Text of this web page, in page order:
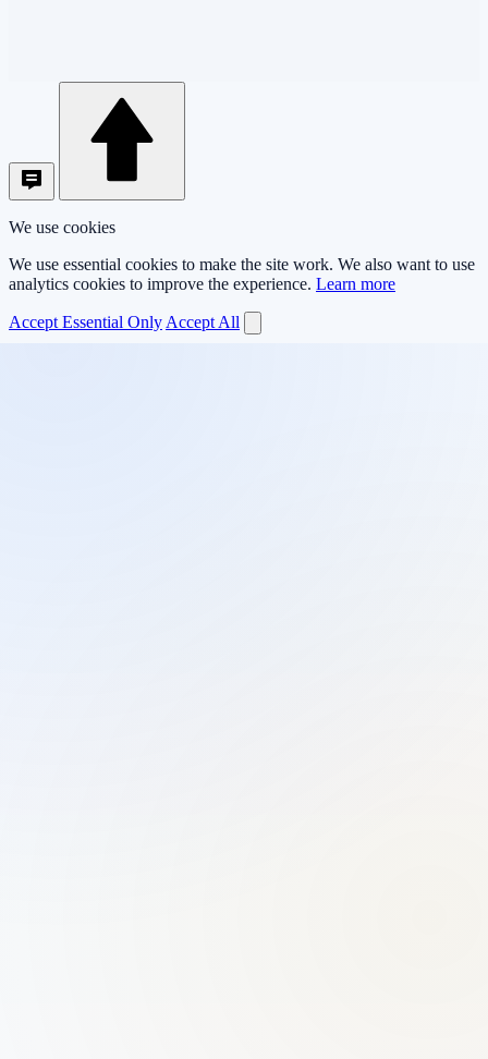
We use cookies
We use essential cookies to make the site work. We also want to use
analytics cookies to improve the experience. Learn more
Accept Essential Only Accept All